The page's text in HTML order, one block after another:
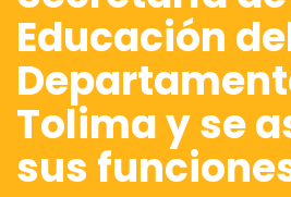
Educación
Tolima y se
sus